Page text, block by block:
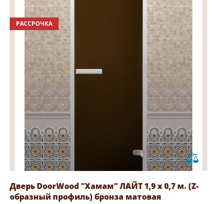
РАССРОЧКА
Дверь DoorWood "Хамам" ЛАЙТ 1,9 х 0,7 м. (Z-
образный профиль) бронза матовая